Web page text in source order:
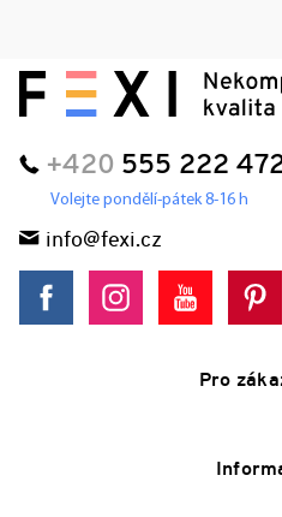
+420 555 222
Volejte pondělí-pátek 8-16 h
info@fexi.cz
Pro